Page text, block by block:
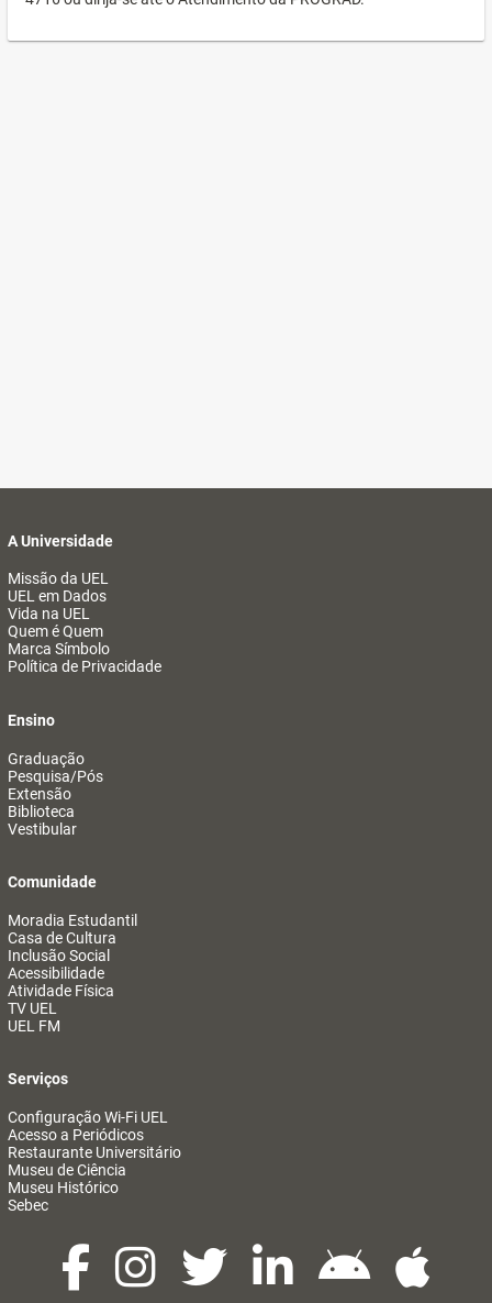
A Universidade
Missão da UEL
UEL em Dados
Vida na UEL
Quem é Quem
Marca Símbolo
Política de Privacidade
Ensino
Graduação
Pesquisa/Pós
Extensão
Biblioteca
Vestibular
Comunidade
Moradia Estudantil
Casa de Cultura
Inclusão Social
Acessibilidade
Atividade Física
TV UEL
UEL FM
Serviços
Configuração Wi-Fi UEL
Acesso a Periódicos
Restaurante Universitário
Museu de Ciência
Museu Histórico
Sebec